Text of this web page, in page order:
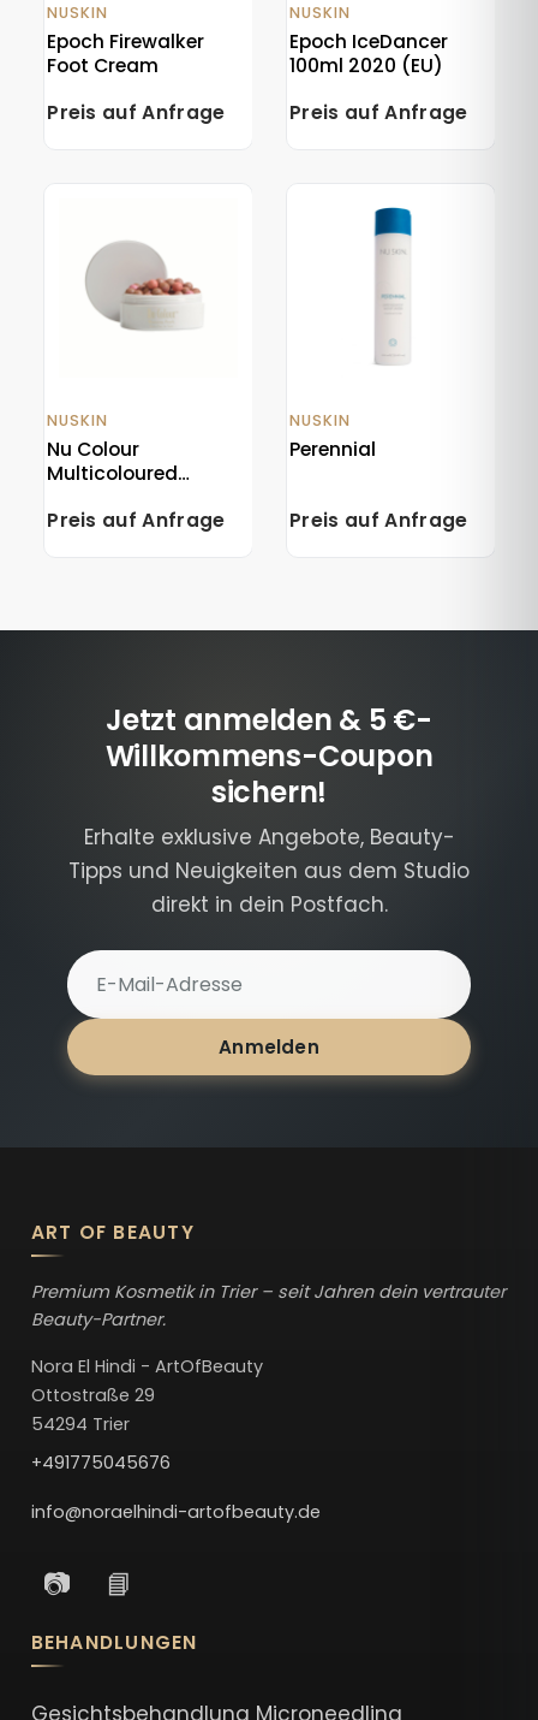
NUSKIN
Epoch Firewalker
Foot Cream
Preis auf Anfrage
NUSKIN
Epoch IceDancer
100ml 2020 (EU)
Preis auf Anfrage
NUSKIN
Nu Colour
Multicoloured
Preis auf Anfrage
NUSKIN
Perennial
Preis auf Anfrage
Jetzt anmelden & 5 €-
Willkommens-Coupon
sichern!
Erhalte exklusive Angebote, Beauty-
Tipps und Neuigkeiten aus dem Studio
direkt in dein Postfach.
E-Mail-Adresse für Newsletter
Anmelden
ART OF BEAUTY
Premium Kosmetik in Trier – seit Jahren dein vertrauter
Beauty-Partner.
Nora El Hindi - ArtOfBeauty
Ottostraße 29
54294 Trier
+491775045676
info@noraelhindi-artofbeauty.de
📷 📘
BEHANDLUNGEN